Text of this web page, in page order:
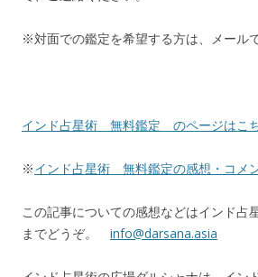
※対面での鑑定を希望する方は、メール
インド占星術 無料鑑定 のページはこち
※インド占星術 無料鑑定の感想・コメ
この記事についての感想などはインド占
までどうぞ。 info@darsana.asia